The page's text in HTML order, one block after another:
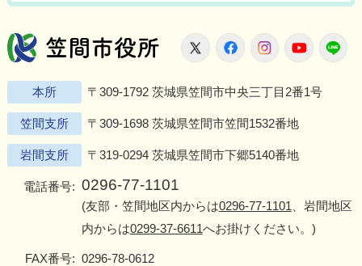
笠間市役所
X FacebookInstagram
本所 〒309-1792 茨城県笠間市中央三丁目2番1号
笠間支所 〒309-1698 茨城県笠間市笠間1532番地
岩間支所 〒319-0294 茨城県笠間市下郷5140番地
電話番号: 0296-77-1101
(友部・笠間地区内からは0296-77-1101 、岩間地区
内からは0299-37-6611へお掛けください。)
FAX番号: 0296-78-0612